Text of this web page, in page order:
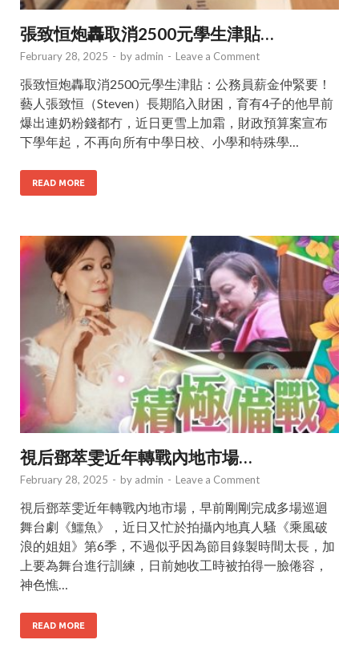
張致恒炮轟取消2500元學生津貼…
February 28, 2025 - by admin - Leave a Comment
張致恒炮轟取消2500元學生津貼：公務員薪金仲緊要！
藝人張致恒（Steven）長期陷入財困，育有4子的他早前
爆出連奶粉錢都冇，近日更雪上加霜，財政預算案宣布
下學年起，不再向所有中學日校、小學和特殊學…
READ MORE
視后鄧萃雯近年轉戰內地市場…
February 28, 2025 - by admin - Leave a Comment
視后鄧萃雯近年轉戰內地市場，早前剛剛完成多場巡迴
舞台劇《鱷魚》，近日又忙於拍攝內地真人騷《乘風破
浪的姐姐》第6季，不過似乎因為節目錄製時間太長，加
上要為舞台進行訓練，日前她收工時被拍得一臉倦容，
神色憔…
READ MORE